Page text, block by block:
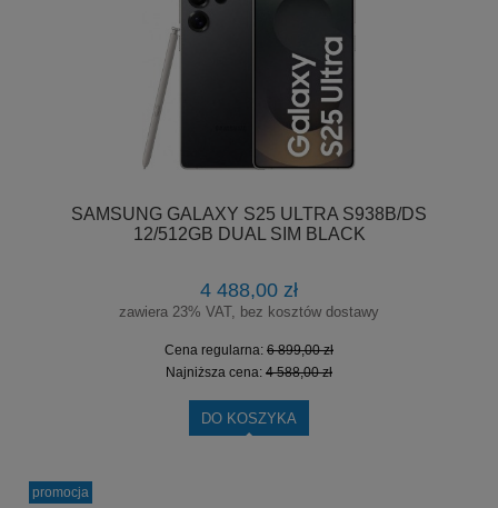
SAMSUNG GALAXY S25 ULTRA S938B/DS
12/512GB DUAL SIM BLACK
4 488,00 zł
zawiera 23% VAT, bez kosztów dostawy
Cena regularna: 6 899,00 zł
Najniższa cena: 4 588,00 zł
DO KOSZYKA
promocja